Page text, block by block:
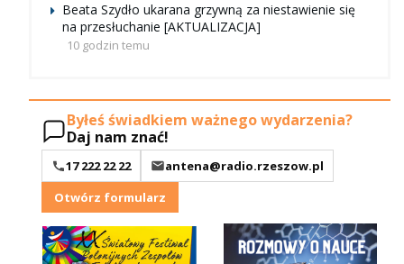
Beata Szydło ukarana grzywną za niestawienie się
na przesłuchanie [AKTUALIZACJA]
10 godzin temu
Byłeś świadkiem ważnego wydarzenia?
Daj nam znać!
17 222 22 22
antena@radio.rzeszow.pl
Otwórz formularz